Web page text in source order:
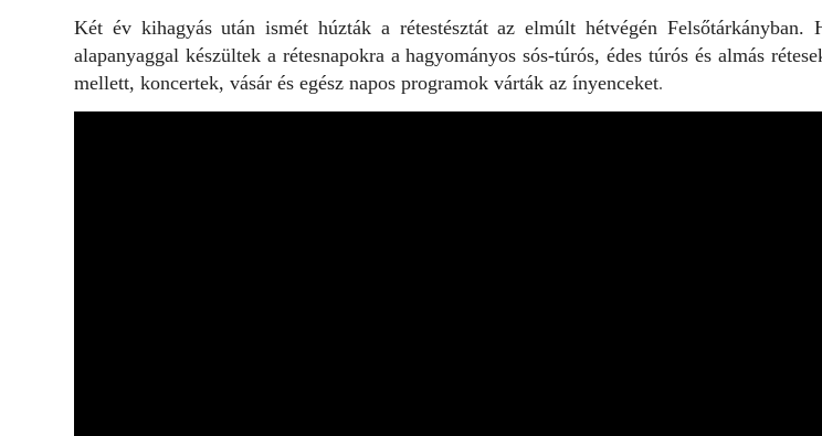
Két év kihagyás után ismét húzták a rétestésztát az elmúlt hétvégén Felsőtárkányban.
alapanyaggal készültek a rétesnapokra a hagyományos sós-túrós, édes túrós és almás
mellett, koncertek, vásár és egész napos programok várták az ínyenceket.